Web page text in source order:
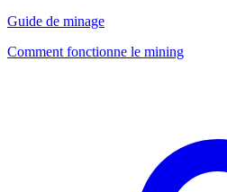
Guide de minage
Comment fonctionne le mining